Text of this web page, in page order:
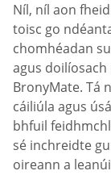
Níl, níl aon
toisc go
chomhéadan
agus
BronyMate. Tá
cáiliúla agus
bhfuil
sé inchreidte
oireann a